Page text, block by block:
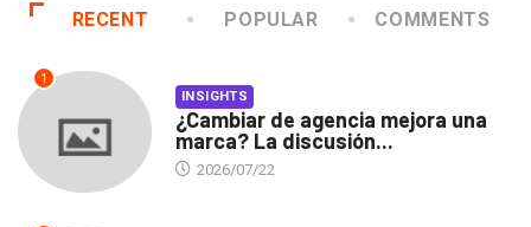
RECENT POPULAR COMMENTS
1
INSIGHTS
¿Cambiar de agencia mejora una
marca? La discusión...
2026/07/22